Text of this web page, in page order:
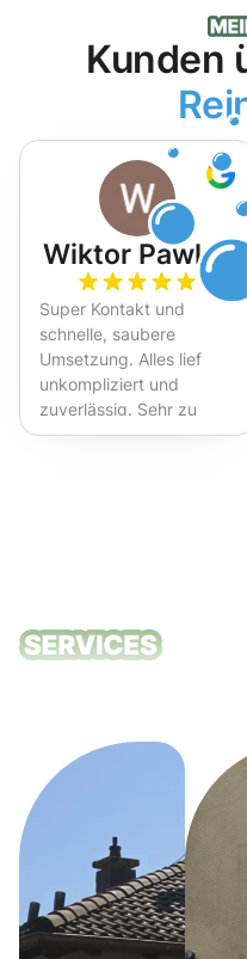
Kunden
Wiktor Pawlak
Super Kontakt und
schnelle, saubere
Umsetzung. Alles lief
unkompliziert und
zuverlässig. Sehr zu
empfehlen!